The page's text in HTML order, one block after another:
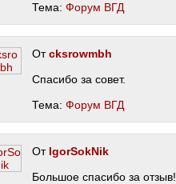
Тема: Форум ВГД
Отcksrowmbh
Спасибо за совет.
Тема: Форум ВГД
От IgorSokNik
Большое спасибо за отзыв!